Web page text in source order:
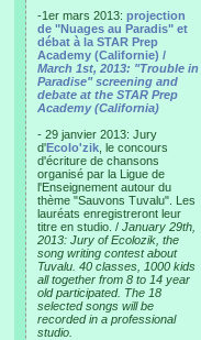
-1er mars 2013: projection
de "Nuages au Paradis" et
débat à la STAR Prep
Academy (Californie) /
March 1st, 2013: "Trouble in
Paradise" screening and
debate at the STAR Prep
Academy (California)
- 29 janvier 2013: Jury
d'Ecolo'zik , le concours
d'écriture de chansons
organisé par la Ligue de
l'Enseignement autour du
thème "Sauvons Tuvalu". Les
lauréats enregistreront leur
titre en studio. / January 29th,
2013: Jury of Ecolozik, the
song writing contest about
Tuvalu. 40 classes, 1000 kids
all together from 8 to 14 year
old participated. The 18
selected songs will be
recorded in a professional
studio.